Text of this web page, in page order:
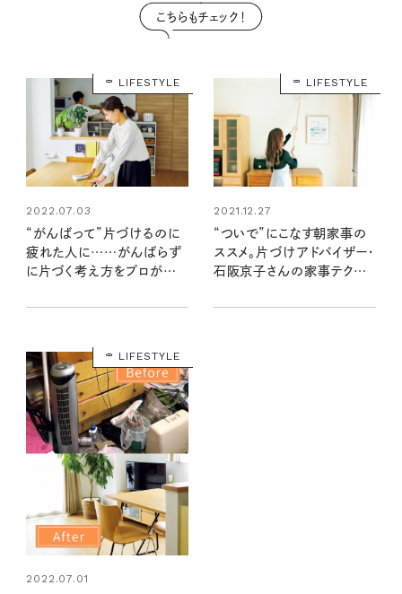
こちらもチェック！
LIFESTYLE
2022.07.03
“がんばって”片づけるのに
疲れた人に……がんばらず
に片づく考え方をプロが伝
LIFESTYLE
2021.12.27
“ついで”にこなす朝家事の
ススメ。片づけアドバイザー・
石阪京子さんの家事テクニッ
LIFESTYLE
2022.07.01